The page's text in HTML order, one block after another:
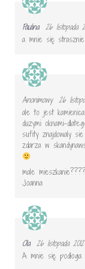
Paulina 26 listopada
a mnie się
Anonimowy 26
ale to jest
duzymi oknami-
sufity znajdowaly
zdarza w
male
Joanna
Ola 26 listopada
A mnie się